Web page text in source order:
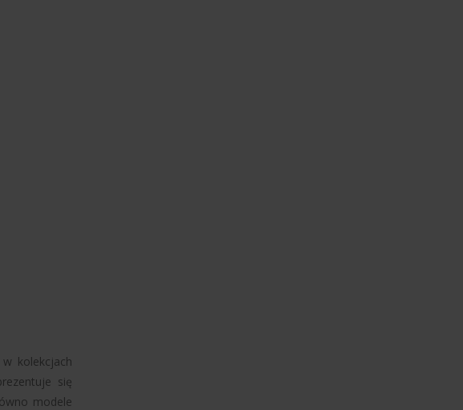
kolekcjach
się
modele